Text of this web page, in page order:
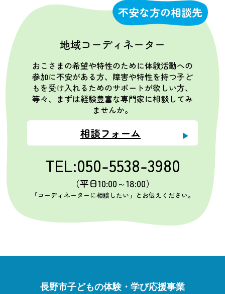
不安な方の相談先
地域コーディネーター
おこさまの希望や特性のために体験活動への
参加に不安がある方、障害や特性を持つ子ど
もを受け入れるためのサポートが欲しい方、
等々、まずは経験豊富な専門家に相談してみ
ませんか。
相談フォーム
TEL:050-5538-3980
（平日10:00～18:00）
「コーディネーターに相談したい」とお伝えください。
長野市子どもの体験・学び応援事業